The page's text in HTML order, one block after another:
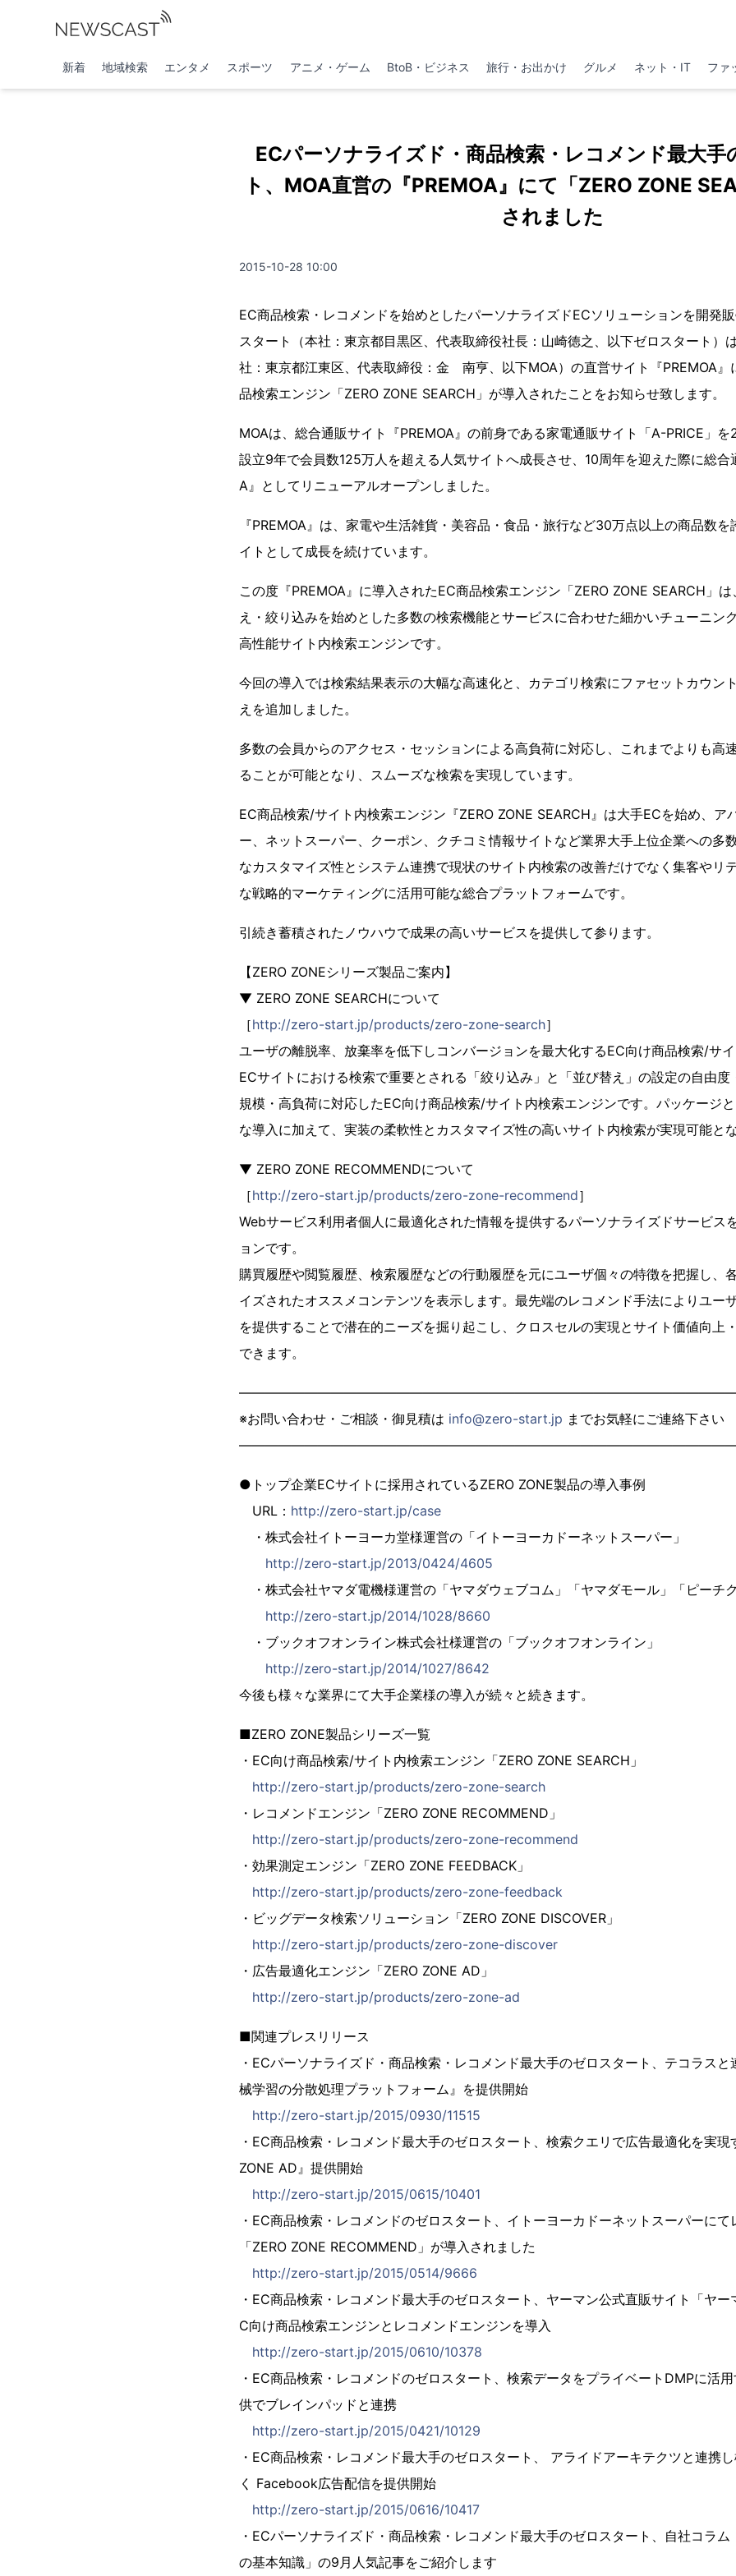
新着 地域検索 エンタメ スポーツ アニメ・ゲーム BtoB・ビジネス 旅行・お出かけ グルメ ネット・IT ファ
ECパーソナライズド・商品検索・レコメンド最大手
ト、MOA直営の『PREMOA』にて「ZERO ZONE
されました
2015-10-28 10:00
EC商品検索・レコメンドを始めとしたパーソナライズドECソリューションを開発
スタート（本社：東京都目黒区、代表取締役社長：山崎徳之、以下ゼロスタート）
社：東京都江東区、代表取締役：金 南亨、以下MOA）の直営サイト『PREMOA』
品検索エンジン「ZERO ZONE SEARCH」が導入されたことをお知らせ致します。
MOAは、総合通販サイト『PREMOA』の前身である家電通販サイト「A-PRICE」を
設立9年で会員数125万人を超える人気サイトへ成長させ、10周年を迎えた際に総合
A』としてリニューアルオープンしました。
『PREMOA』は、家電や生活雑貨・美容品・食品・旅行など30万点以上の商品数
イトとして成長を続けています。
この度『PREMOA』に導入されたEC商品検索エンジン「ZERO ZONE SEARCH」
え・絞り込みを始めとした多数の検索機能とサービスに合わせた細かいチューニン
高性能サイト内検索エンジンです。
今回の導入では検索結果表示の大幅な高速化と、カテゴリ検索にファセットカウン
えを追加しました。
多数の会員からのアクセス・セッションによる高負荷に対応し、これまでよりも高
ることが可能となり、スムーズな検索を実現しています。
EC商品検索/サイト内検索エンジン『ZERO ZONE SEARCH』は大手ECを始め、ア
ー、ネットスーパー、クーポン、クチコミ情報サイトなど業界大手上位企業への多
なカスタマイズ性とシステム連携で現状のサイト内検索の改善だけでなく集客やリ
な戦略的マーケティングに活用可能な総合プラットフォームです。
引続き蓄積されたノウハウで成果の高いサービスを提供して参ります。
【ZERO ZONEシリーズ製品ご案内】
▼ ZERO ZONE SEARCHについて
［http://zero-start.jp/products/zero-zone-search］
ユーザの離脱率、放棄率を低下しコンバージョンを最大化するEC向け商品検索/サイ
ECサイトにおける検索で重要とされる「絞り込み」と「並び替え」の設定の自由度
規模・高負荷に対応したEC向け商品検索/サイト内検索エンジンです。パッケージ
な導入に加えて、実装の柔軟性とカスタマイズ性の高いサイト内検索が実現可能とな
▼ ZERO ZONE RECOMMENDについて
［http://zero-start.jp/products/zero-zone-recommend］
Webサービス利用者個人に最適化された情報を提供するパーソナライズドサービス
ョンです。
購買履歴や閲覧履歴、検索履歴などの行動履歴を元にユーザ個々の特徴を把握し、
イズされたオススメコンテンツを表示します。最先端のレコメンド手法によりユー
を提供することで潜在的ニーズを掘り起こし、クロスセルの実現とサイト価値向上
できます。
※お問い合わせ・ご相談・御見積は info@zero-start.jp までお気軽にご連絡下さい
●トップ企業ECサイトに採用されているZERO ZONE製品の導入事例
URL： http://zero-start.jp/case
・株式会社イトーヨーカ堂様運営の「イトーヨーカドーネットスーパー」
http://zero-start.jp/2013/0424/4605
・株式会社ヤマダ電機様運営の「ヤマダウェブコム」「ヤマダモール」「ピーチク
http://zero-start.jp/2014/1028/8660
・ブックオフオンライン株式会社様運営の「ブックオフオンライン」
http://zero-start.jp/2014/1027/8642
今後も様々な業界にて大手企業様の導入が続々と続きます。
■ZERO ZONE製品シリーズ一覧
・EC向け商品検索/サイト内検索エンジン「ZERO ZONE SEARCH」
http://zero-start.jp/products/zero-zone-search
・レコメンドエンジン「ZERO ZONE RECOMMEND」
http://zero-start.jp/products/zero-zone-recommend
・効果測定エンジン「ZERO ZONE FEEDBACK」
http://zero-start.jp/products/zero-zone-feedback
・ビッグデータ検索ソリューション「ZERO ZONE DISCOVER」
http://zero-start.jp/products/zero-zone-discover
・広告最適化エンジン「ZERO ZONE AD」
http://zero-start.jp/products/zero-zone-ad
■関連プレスリリース
・ECパーソナライズド・商品検索・レコメンド最大手のゼロスタート、テコラス
械学習の分散処理プラットフォーム』を提供開始
http://zero-start.jp/2015/0930/11515
・EC商品検索・レコメンド最大手のゼロスタート、検索クエリで広告最適化を実現
ZONE AD』提供開始
http://zero-start.jp/2015/0615/10401
・EC商品検索・レコメンドのゼロスタート、イトーヨーカドーネットスーパーに
「ZERO ZONE RECOMMEND」が導入されました
http://zero-start.jp/2015/0514/9666
・EC商品検索・レコメンド最大手のゼロスタート、ヤーマン公式直販サイト「ヤー
C向け商品検索エンジンとレコメンドエンジンを導入
http://zero-start.jp/2015/0610/10378
・EC商品検索・レコメンドのゼロスタート、検索データをプライベートDMPに活
供でブレインパッドと連携
http://zero-start.jp/2015/0421/10129
・EC商品検索・レコメンド最大手のゼロスタート、 アライドアーキテクツと連携
く Facebook広告配信を提供開始
http://zero-start.jp/2015/0616/10417
・ECパーソナライズド・商品検索・レコメンド最大手のゼロスタート、自社コラ
の基本知識」の9月人気記事をご紹介します